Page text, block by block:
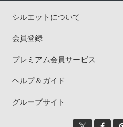
シルエットについて
会員登録
プレミアム会員サービス
ヘルプ＆ガイド
グループサイト